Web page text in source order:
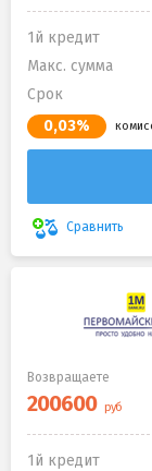
1й кредит
Макс. сумма
Срок
0,03%
Сравнить
Возвращаете
1й кредит